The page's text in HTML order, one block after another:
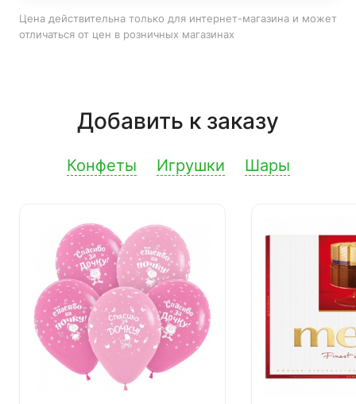
Цена действительна только для интернет-магазина и может
отличаться от цен в розничных магазинах
Добавить к заказу
Конфеты Игрушки Шары